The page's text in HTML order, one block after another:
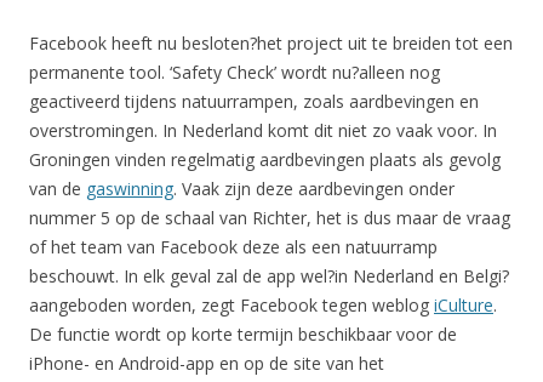
Facebook heeft nu besloten?het project uit te breiden tot een
permanente tool. ‘Safety Check’ wordt nu?alleen nog
geactiveerd tijdens natuurrampen, zoals aardbevingen en
overstromingen. In Nederland komt dit niet zo vaak voor. In
Groningen vinden regelmatig aardbevingen plaats als gevolg
van de gaswinning. Vaak zijn deze aardbevingen onder
nummer 5 op de schaal van Richter, het is dus maar de vraag
of het team van Facebook deze als een natuurramp
beschouwt. In elk geval zal de app wel?in Nederland en Belgi?
aangeboden worden, zegt Facebook tegen weblog iCulture.
De functie wordt op korte termijn beschikbaar voor de
iPhone- en Android-app en op de site van het